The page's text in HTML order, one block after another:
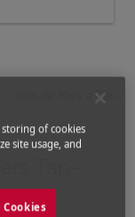
Vols de Kiev a Tan-
Tan-
populaires
storing of cookies
site usage, and